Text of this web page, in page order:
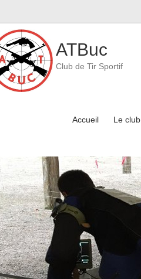
ATBuc
Club de Tir Sportif
Accueil Le club